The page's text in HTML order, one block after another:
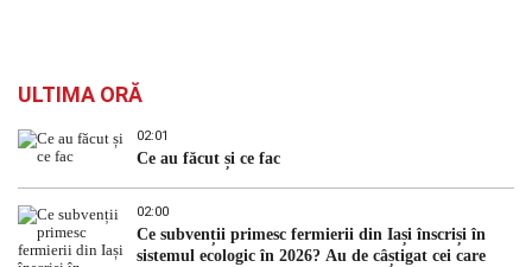
ULTIMA ORĂ
02:01
Ce au făcut și ce fac
02:00
Ce subvenții primesc fermierii din Iași înscriși în
sistemul ecologic în 2026? Au de câștigat cei care